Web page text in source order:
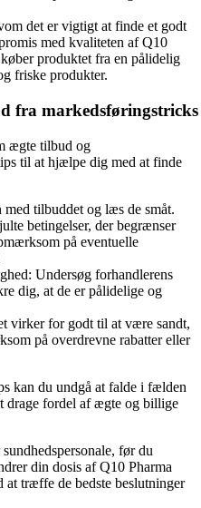
det er vigtigt at finde et godt
med kvaliteten af Q10
produktet fra en pålidelig
friske produkter.
fra markedsføringstricks
ægte tilbud og
til at hjælpe dig med at finde
tilbuddet og læs de småt.
betingelser, der begrænser
på eventuelle
Undersøg forhandlerens
dig, at de er pålidelige og
virker for godt til at være sandt,
på overdrevne rabatter eller
kan du undgå at falde i fælden
drage fordel af ægte og billige
før du
din dosis af Q10 Pharma
træffe de bedste beslutninger